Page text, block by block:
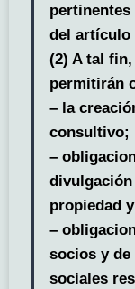
pertinentes
del artículo
(2) A tal
permitirán
– la
consultivo;
–
propiedad
–
socios y
sociales